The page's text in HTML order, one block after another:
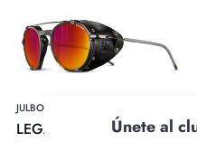
Army
(SP3)
JULBO MÉXICO
LEGACY - Army Negro
Únete al